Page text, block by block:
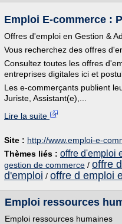
Emploi E-commerce :
Offres d'emploi en Gestion &
Vous recherchez des offres
Consultez toutes les offres
entreprises digitales ici et
Les e-commerçants publient
Juriste, Assistant(e),...
Lire la suite
Site : http://www.emploi-e-
Thèmes liés : offre d'emploi
gestion de commerce / offre
d'emploi / offre d emploi
Emploi ressources
Emploi ressources humaines